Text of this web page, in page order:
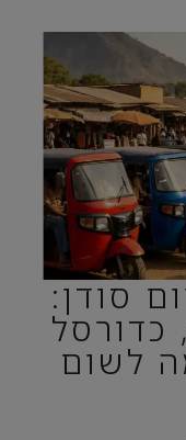
סודן:
כדורסל
לשום